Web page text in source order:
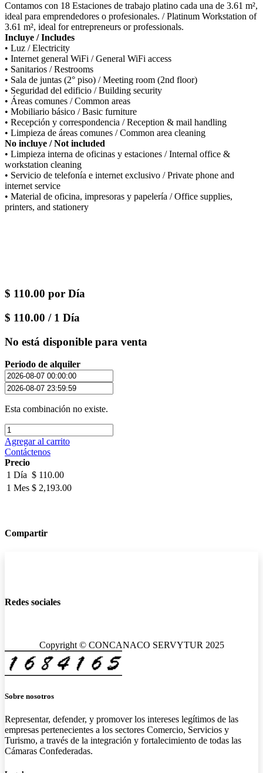
Contamos con 18 Estaciones de trabajo platino cada una de 3.61 m²,
ideal para emprendedores o profesionales. / Platinum Workstation of
3.61 m², ideal for entrepreneurs or professionals.
Incluye / Includes
• Luz / Electricity
• Internet general WiFi / General WiFi access
• Sanitarios / Restrooms
• Sala de juntas (2° piso) / Meeting room (2nd floor)
• Seguridad del edificio / Building security
• Áreas comunes / Common areas
• Mobiliario básico / Basic furniture
• Recepción y correspondencia / Reception & mail handling
• Limpieza de áreas comunes / Common area cleaning
No incluye / Not included
• Limpieza interna de oficinas y estaciones / Internal office &
workstation cleaning
• Servicio de telefonía e internet exclusivo / Private phone and
internet service
• Material de oficina, impresoras y papelería / Office supplies,
printers, and stationery
$ 110.00 por Día
$ 110.00 / 1 Día
No está disponible para venta
Periodo de alquiler
Esta combinación no existe.
Agregar al carrito
Contáctenos
Precio
1 Día $ 110.00
1 Mes $ 2,193.00
Compartir
Redes sociales
Copyright © CONCANACO SERVYTUR 2025
Sobre nosotros
Representar, defender, y promover los intereses legítimos de las
empresas pertenecientes a los sectores Comercio, Servicios y
Turismo, a través de la integración y fortalecimiento de todas las
Cámaras Confederadas.